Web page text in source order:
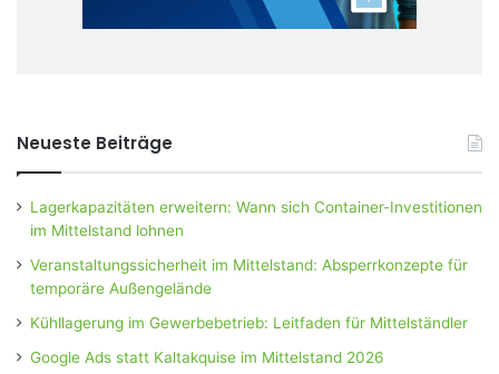
Neueste Beiträge
Lagerkapazitäten erweitern: Wann sich Container-Investitionen
im Mittelstand lohnen
Veranstaltungssicherheit im Mittelstand: Absperrkonzepte für
temporäre Außengelände
Kühllagerung im Gewerbebetrieb: Leitfaden für Mittelständler
Google Ads statt Kaltakquise im Mittelstand 2026